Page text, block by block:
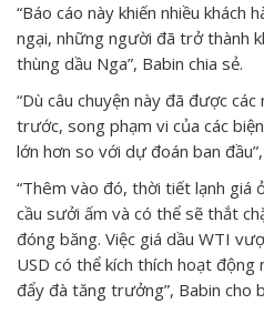
“Báo cáo này khiến nhiều khách
ngại, những người đã trở thành
thùng dầu Nga”, Babin chia sẻ.
“Dù câu chuyện này đã được
trước, song phạm vi của các
lớn hơn so với dự đoán ban
“Thêm vào đó, thời tiết lạnh giá
cầu sưởi ấm và có thể sẽ thắt
đóng băng. Việc giá dầu WTI
USD có thể kích thích hoạt
đẩy đà tăng trưởng”, Babin cho